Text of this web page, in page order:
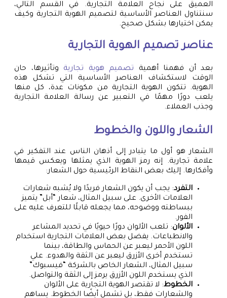
العميق على نجاح العلامة التجارية. في القسم التالي،
سنتناول العناصر الأساسية لتصميم الهوية التجارية وكيف
يمكن اختيارها بشكل صحيح.
عناصر تصميم الهوية التجارية
بعد أن فهمنا أهمية تصميم هوية تجارية وتأثيرها، حان
الوقت لاستكشاف العناصر الأساسية التي تشكل هذه
الهوية. تتكون الهوية التجارية من مكونات عدة، كل منها
يلعب دورًا مهمًا في التعبير عن رسالة العلامة التجارية
وجذب العملاء.
الشعار واللون والخطوط
الشعار هو أول ما يتبادر إلى أذهان الناس عند التفكير في
علامة تجارية. إنه رمز الهوية الذي يمثلها ويعكس قيمها
وأفكارها. إليك بعض النقاط الرئيسية حول الشعار:
التفرد: يجب أن يكون الشعار فريدًا ولا يُشبه شعارات
العلامات الأخرى. على سبيل المثال، شعار “أبل” يتميز
ببساطته ووضوحه، مما يجعله قابلًا للتعرف عليه على
الفور.
الألوان: تلعب الألوان دورًا حيويًا في تحديد المشاعر
والانطباعات. يفضل بعض العلامات التجارية استخدام
اللون الأحمر ليعبر عن الحماس والطاقة، بينما
تستخدم أخرى الأزرق ليعبر عن الثقة والهدوء. علي
سبيل المثال، الشعار الخاص بالشركة “فيسبوك”
الذي يستخدم اللون الأزرق يرمز إلى الثقة والتواصل.
الخطوط: لا تقتصر الهوية التجارية على الألوان
والشعارات فقط، بل تشمل أيضًا الخطوط. يساهم